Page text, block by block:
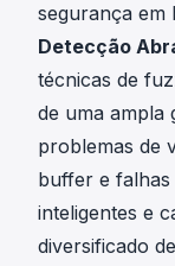
segurança em
Detecção
técnicas de
de uma ampla
problemas de
buffer e
inteligentes e
diversificado